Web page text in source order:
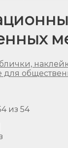
из 54